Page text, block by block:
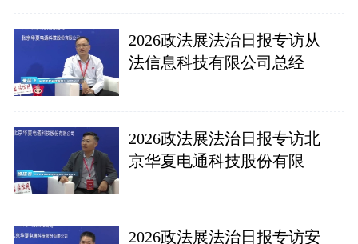
2026政法展法治日报专访从
法信息科技有限公司总经
2026政法展法治日报专访北
京华夏电通科技股份有限
2026政法展法治日报专访安